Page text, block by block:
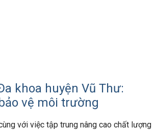
khoa huyện Vũ Thư:
vệ môi trường
với việc tập trung nâng cao chất lượng